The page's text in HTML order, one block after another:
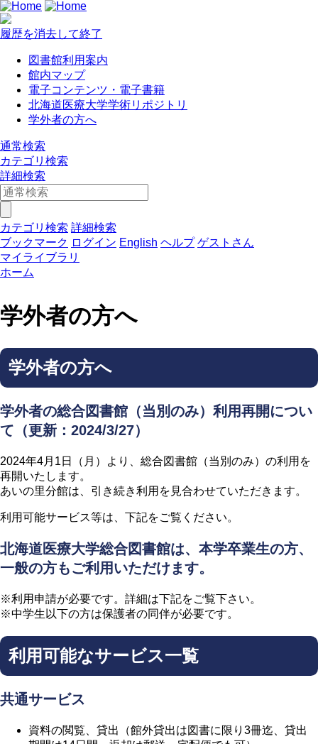
履歴を消去して終了
図書館利用案内
館内マップ
電子コンテンツ・電子書籍
北海道医療大学学術リポジトリ
学外者の方へ
通常検索
カテゴリ検索
詳細検索
カテゴリ検索 詳細検索
ブックマーク ログイン English ヘルプ ゲストさん
マイライブラリ
ホーム
学外者の方へ
学外者の方へ
学外者の総合図書館（当別のみ）利用再開につい
て（更新：2024/3/27）
2024年4月1日（月）より、総合図書館（当別のみ）の利用を
再開いたします。
あいの里分館は、引き続き利用を見合わせていただきます。
利用可能サービス等は、下記をご覧ください。
北海道医療大学総合図書館は、本学卒業生の方、
一般の方もご利用いただけます。
※利用申請が必要です。詳細は下記をご覧下さい。
※中学生以下の方は保護者の同伴が必要です。
利用可能なサービス一覧
共通サービス
資料の閲覧、貸出（館外貸出は図書に限り3冊迄、貸出